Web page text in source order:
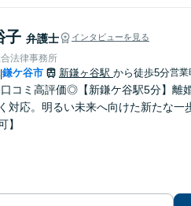
子 弁護士 インタビューを見る
法律事務所
|鎌ケ谷市 新鎌ヶ谷駅 から徒歩5分営業
コミ高評価◎【新鎌ケ谷駅5分】離
対応。明るい未来へ向けた新たな
】